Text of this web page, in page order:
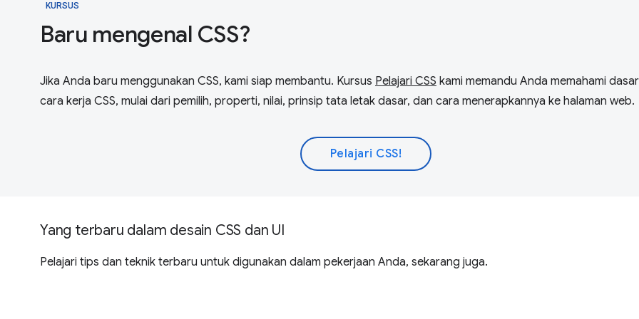
KURSUS
Baru mengenal CSS?
Jika Anda baru menggunakan CSS, kami siap membantu. Kursus Pelajari CSS kami memandu Anda memahami
cara kerja CSS, mulai dari pemilih, properti, nilai, prinsip tata letak dasar, dan cara menerapkannya ke halaman web.
Pelajari CSS!
Yang terbaru dalam desain CSS dan UI
Pelajari tips dan teknik terbaru untuk digunakan dalam pekerjaan Anda, sekarang juga.